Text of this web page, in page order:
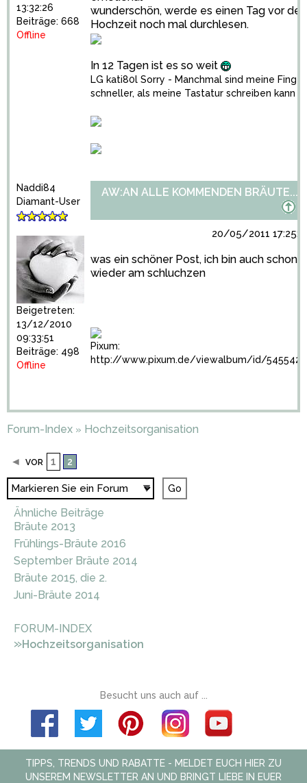
13:32:26
Beiträge: 668
Offline
wunderschön, werde es einen Tag vor der
Hochzeit noch mal durchlesen.
In 12 Tagen ist es so weit
LG kati80l Sorry - Manchmal sind meine Finger
schneller, als meine Tastatur schreiben kann
Naddi84
Diamant-User
Beigetreten:
13/12/2010
09:33:51
Beiträge: 498
Offline
AW:AN ALLE KOMMENDEN BRÄUTE...
20/05/2011
was ein schöner Post, ich bin auch schon
wieder am schluchzen
Pixum:
http://www.pixum.de/viewalbum/id/5455428
Forum-Index » Hochzeitsorganisation
◄ VOR 1 2
Ähnliche Beiträge
Bräute 2013
Frühlings-Bräute 2016
September Bräute 2014
Bräute 2015, die 2.
Juni-Bräute 2014
FORUM-INDEX
»Hochzeitsorganisation
Besucht uns auch auf ...
TIPPS, TRENDS UND RABATTE - MELDET EUCH HIER ZU
UNSEREM NEWSLETTER AN UND BRINGT LIEBE IN EUER